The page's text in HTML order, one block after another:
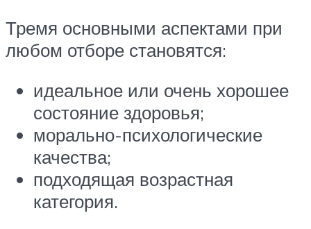
Тремя основными аспектами при
любом отборе становятся:
идеальное или очень хорошее
состояние здоровья;
морально-психологические
качества;
подходящая возрастная
категория.